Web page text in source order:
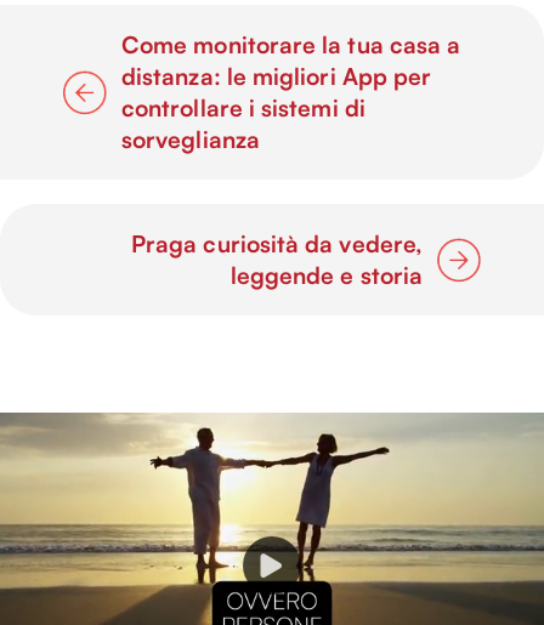
Come monitorare la tua casa a
distanza: le migliori App per
controllare i sistemi di
sorveglianza
Praga curiosità da vedere,
leggende e storia
P